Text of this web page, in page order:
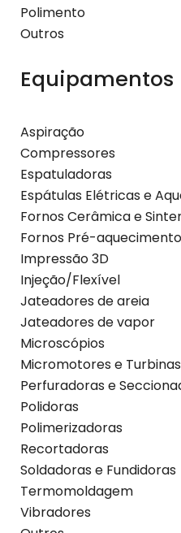
Polimento
Outros
Equipamentos
Aspiração
Compressores
Espatuladoras
Espátulas Elétricas e
Fornos Cerâmica e
Fornos Pré-aquecimento
Impressão 3D
Injeção/Flexível
Jateadores de areia
Jateadores de vapor
Microscópios
Micromotores e Turbinas
Perfuradoras e
Polidoras
Polimerizadoras
Recortadoras
Soldadoras e Fundidoras
Termomoldagem
Vibradores